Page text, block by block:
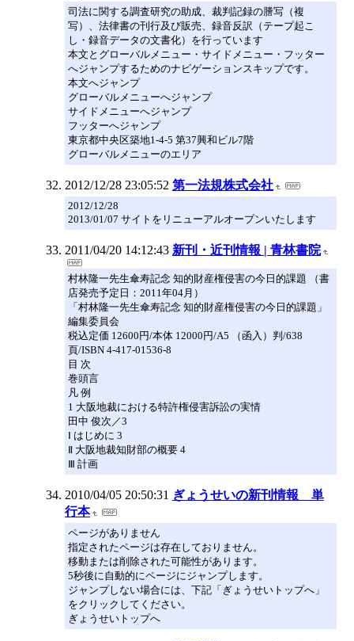
司法に関する調査研究の助成、裁判記録の謄写（複
写）、法律書の刊行及び販売、録音反訳（テープ起こ
し・録音データの文書化）を行っています
本文とグローバルメニュー・サイドメニュー・フッター
へジャンプするためのナビゲーションスキップです。
本文へジャンプ
グローバルメニューへジャンプ
サイドメニューへジャンプ
フッターへジャンプ
東京都中央区築地1-4-5 第37興和ビル7階
グローバルメニューのエリア
2012/12/28 23:05:52 第一法規株式会社
2012/12/28
2013/01/07 サイトをリニューアルオープンいたします
2011/04/20 14:12:43 新刊・近刊情報 | 青林書院
村林隆一先生傘寿記念 知的財産権侵害の今日的課題 （書
店発売予定日：2011年04月）
「村林隆一先生傘寿記念 知的財産権侵害の今日的課題」
編集委員会
税込定価 12600円/本体 12000円/A5 （函入）判/638
頁/ISBN 4-417-01536-8
目 次
巻頭言
凡 例
1 大阪地裁における特許権侵害訴訟の実情
田中 俊次／3
Ⅰ はじめに 3
Ⅱ 大阪地裁知財部の概要 4
Ⅲ 計画
2010/04/05 20:50:31 ぎょうせいの新刊情報 単
行本
ページがありません
指定されたページは存在しておりません。
移動または削除された可能性があります。
5秒後に自動的にページにジャンプします。
ジャンプしない場合には、下記「ぎょうせいトップへ」
をクリックしてください。
ぎょうせいトップへ